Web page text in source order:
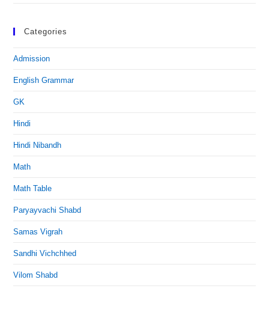
Categories
Admission
English Grammar
GK
Hindi
Hindi Nibandh
Math
Math Table
Paryayvachi Shabd
Samas Vigrah
Sandhi Vichchhed
Vilom Shabd